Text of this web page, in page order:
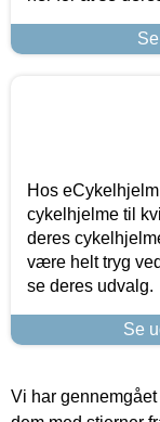
Hos
cykelhjelme til
deres
være helt tryg
se deres udvalg.
Se
Vi har